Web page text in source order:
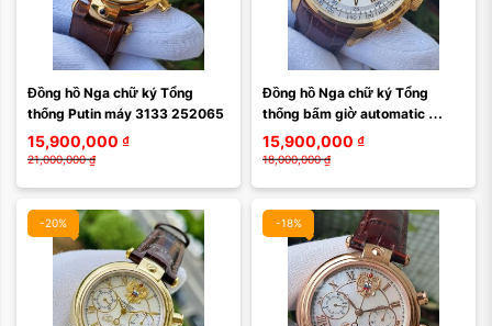
Đồng hồ Nga chữ ký Tổng
thống Putin máy 3133 252065
15,900,000 ₫
21,000,000 ₫
Đồng hồ Nga chữ ký Tổng
thống bấm giờ automatic
252062
15,900,000 ₫
18,000,000 ₫
-20% -18%